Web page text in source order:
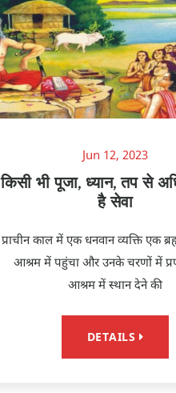
Jun 12, 2023
किसी भी पूजा, ध्यान, तप से
है सेवा
प्राचीन काल में एक धनवान व्यक्ति एक
आश्रम में पहुंचा और उनके चरणों में
आश्रम में स्थान देने की
DETAILS